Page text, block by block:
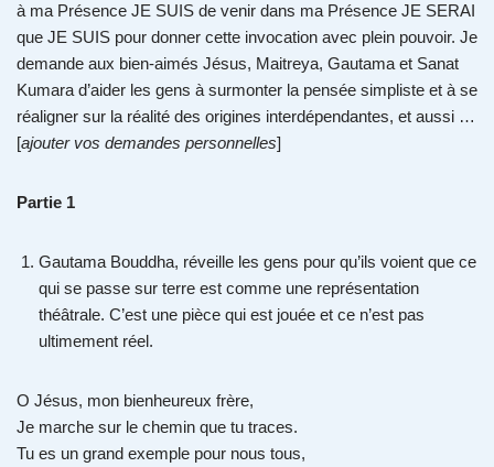
à ma Présence JE SUIS de venir dans ma Présence JE SERAI
que JE SUIS pour donner cette invocation avec plein pouvoir. Je
demande aux bien-aimés Jésus, Maitreya, Gautama et Sanat
Kumara d’aider les gens à surmonter la pensée simpliste et à se
réaligner sur la réalité des origines interdépendantes, et aussi …
[ajouter vos demandes personnelles]
Partie 1
Gautama Bouddha, réveille les gens pour qu’ils voient que ce
qui se passe sur terre est comme une représentation
théâtrale. C’est une pièce qui est jouée et ce n’est pas
ultimement réel.
O Jésus, mon bienheureux frère,
Je marche sur le chemin que tu traces.
Tu es un grand exemple pour nous tous,